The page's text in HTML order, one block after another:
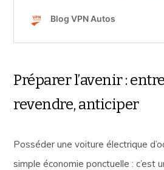
Préparer l’avenir :
revendre, anticiper
Posséder une voiture électrique
simple économie ponctuelle : c’est